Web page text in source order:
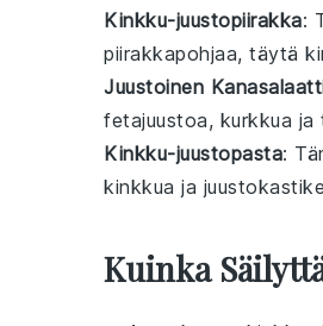
Kinkku-juustopiirakka:
piirakkapohjaa, täytä
Juustoinen
fetajuustoa, kurkkua ja
Kinkku-juustopasta:
kinkkua ja
Kuinka